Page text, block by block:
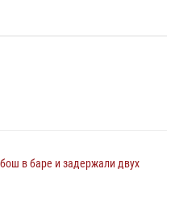
в баре и задержали двух